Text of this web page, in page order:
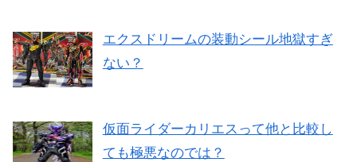
エクスドリームの装動シール地獄すぎ
ない？
仮面ライダーカリエスって他と比較し
ても極悪なのでは？